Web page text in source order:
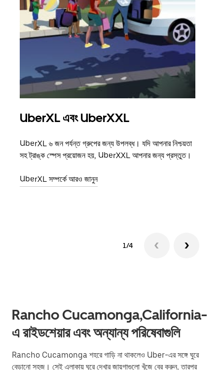
UberXL এবং UberXXL
UberXL ৬ জন পর্যন্ত গ্রুপের জন্য উপলব্ধ। যদি আপনার নিশ্চয়তা
সহ ট্রাঙ্ক স্পেস প্রয়োজন হয়, UberXXL আপনার জন্য প্রস্তুত।
UberXL সম্পর্কে আরও জানুন
1/4
Rancho Cucamonga,California-
এ রাইডশেয়ার এবং অন্যান্য পরিষেবাগুলি
Rancho Cucamonga শহরে গাড়ি না থাকলেও Uber-এর সঙ্গে ঘুরে
বেড়ানো সহজ। সেই এলাকায় ঘুরে দেখার জায়গাগুলো খুঁজে বের করুন, তারপর